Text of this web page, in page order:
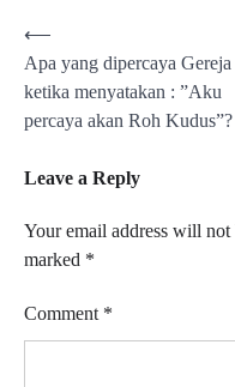
Post
navigation
⟵
Apa yang dipercaya Gereja
ketika menyatakan : ”Aku
percaya akan Roh Kudus”?
Leave a Reply
Your email address will not
marked *
Comment *